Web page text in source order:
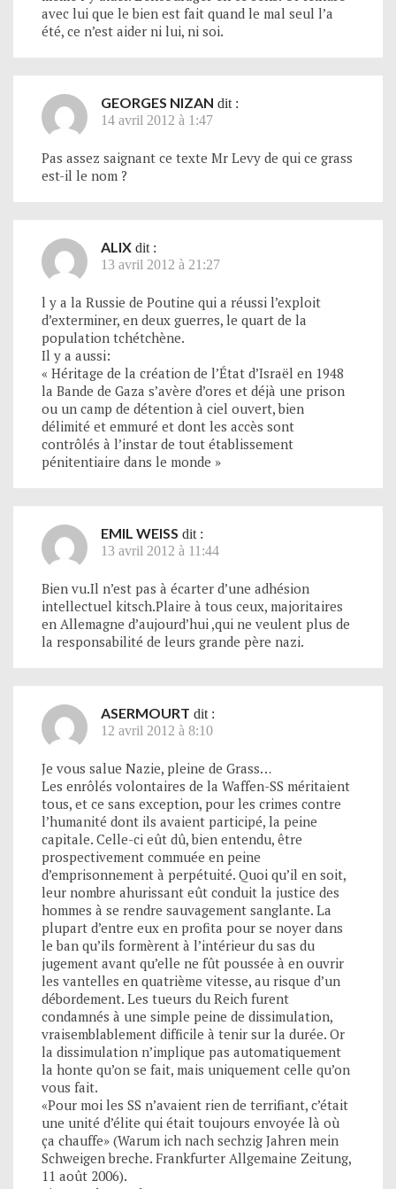
avec lui que le bien est fait quand le mal seul l’a
été, ce n’est aider ni lui, ni soi.
GEORGES NIZAN dit :
14 avril 2012 à 1:47
Pas assez saignant ce texte Mr Levy de qui ce grass
est-il le nom ?
ALIX dit :
13 avril 2012 à 21:27
l y a la Russie de Poutine qui a réussi l’exploit
d’exterminer, en deux guerres, le quart de la
population tchétchène.
Il y a aussi:
« Héritage de la création de l’État d’Israël en 1948
la Bande de Gaza s’avère d’ores et déjà une prison
ou un camp de détention à ciel ouvert, bien
délimité et emmuré et dont les accès sont
contrôlés à l’instar de tout établissement
pénitentiaire dans le monde »
EMIL WEISS dit :
13 avril 2012 à 11:44
Bien vu.Il n’est pas à écarter d’une adhésion
intellectuel kitsch.Plaire à tous ceux, majoritaires
en Allemagne d’aujourd’hui ,qui ne veulent plus de
la responsabilité de leurs grande père nazi.
ASERMOURT dit :
12 avril 2012 à 8:10
Je vous salue Nazie, pleine de Grass…
Les enrôlés volontaires de la Waffen-SS méritaient
tous, et ce sans exception, pour les crimes contre
l’humanité dont ils avaient participé, la peine
capitale. Celle-ci eût dû, bien entendu, être
prospectivement commuée en peine
d’emprisonnement à perpétuité. Quoi qu’il en soit,
leur nombre ahurissant eût conduit la justice des
hommes à se rendre sauvagement sanglante. La
plupart d’entre eux en profita pour se noyer dans
le ban qu’ils formèrent à l’intérieur du sas du
jugement avant qu’elle ne fût poussée à en ouvrir
les vantelles en quatrième vitesse, au risque d’un
débordement. Les tueurs du Reich furent
condamnés à une simple peine de dissimulation,
vraisemblablement difficile à tenir sur la durée. Or
la dissimulation n’implique pas automatiquement
la honte qu’on se fait, mais uniquement celle qu’on
vous fait.
«Pour moi les SS n’avaient rien de terrifiant, c’était
une unité d’élite qui était toujours envoyée là où
ça chauffe» (Warum ich nach sechzig Jahren mein
Schweigen breche. Frankfurter Allgemaine Zeitung,
11 août 2006).